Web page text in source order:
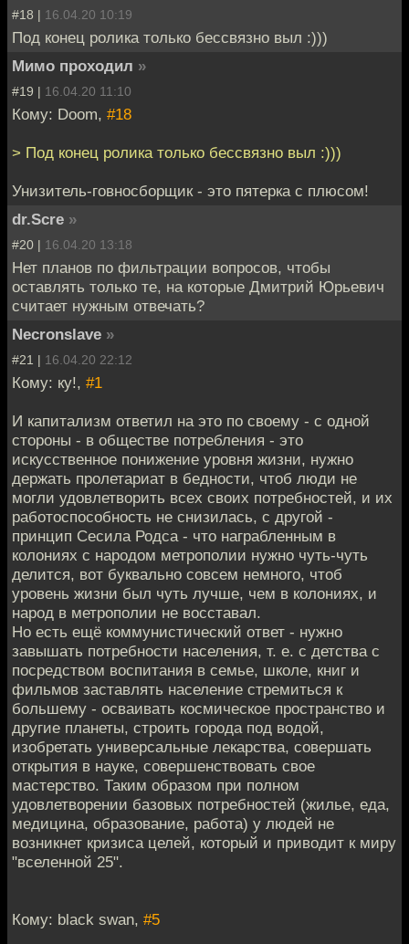
#18 | 16.04.20 10:19
Под конец ролика только бессвязно выл :)))
Мимо проходил »
#19 | 16.04.20 11:10
Кому: Doom, #18
> Под конец ролика только бессвязно выл :)))
Унизитель-говносборщик - это пятерка с плюсом!
dr.Scre »
#20 | 16.04.20 13:18
Нет планов по фильтрации вопросов, чтобы
оставлять только те, на которые Дмитрий Юрьевич
считает нужным отвечать?
Necronslave »
#21 | 16.04.20 22:12
Кому: ку!, #1
И капитализм ответил на это по своему - с одной
стороны - в обществе потребления - это
искусственное понижение уровня жизни, нужно
держать пролетариат в бедности, чтоб люди не
могли удовлетворить всех своих потребностей, и их
работоспособность не снизилась, с другой -
принцип Сесила Родса - что награбленным в
колониях с народом метрополии нужно чуть-чуть
делится, вот буквально совсем немного, чтоб
уровень жизни был чуть лучше, чем в колониях, и
народ в метрополии не восставал.
Но есть ещё коммунистический ответ - нужно
завышать потребности населения, т. е. с детства с
посредством воспитания в семье, школе, книг и
фильмов заставлять население стремиться к
большему - осваивать космическое пространство и
другие планеты, строить города под водой,
изобретать универсальные лекарства, совершать
открытия в науке, совершенствовать свое
мастерство. Таким образом при полном
удовлетворении базовых потребностей (жилье, еда,
медицина, образование, работа) у людей не
возникнет кризиса целей, который и приводит к миру
"вселенной 25".
Кому: black swan, #5